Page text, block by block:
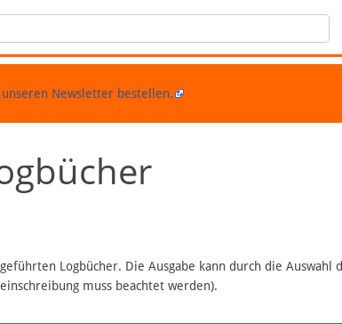
unseren Newsletter bestellen.
Logbücher. Die Ausgabe kann durch die Auswahl
muss beachtet werden).